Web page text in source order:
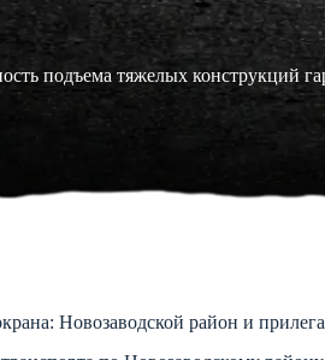
подъема тяжелых конструкций
Новозаводской район и